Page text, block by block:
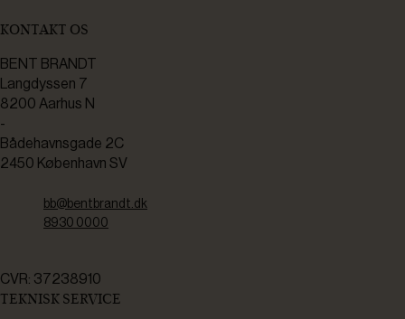
KONTAKT OS
BENT BRANDT
Langdyssen 7
8200 Aarhus N
-
Bådehavnsgade 2C
2450 København SV
bb@bentbrandt.dk
8930 0000
CVR: 37238910
TEKNISK SERVICE